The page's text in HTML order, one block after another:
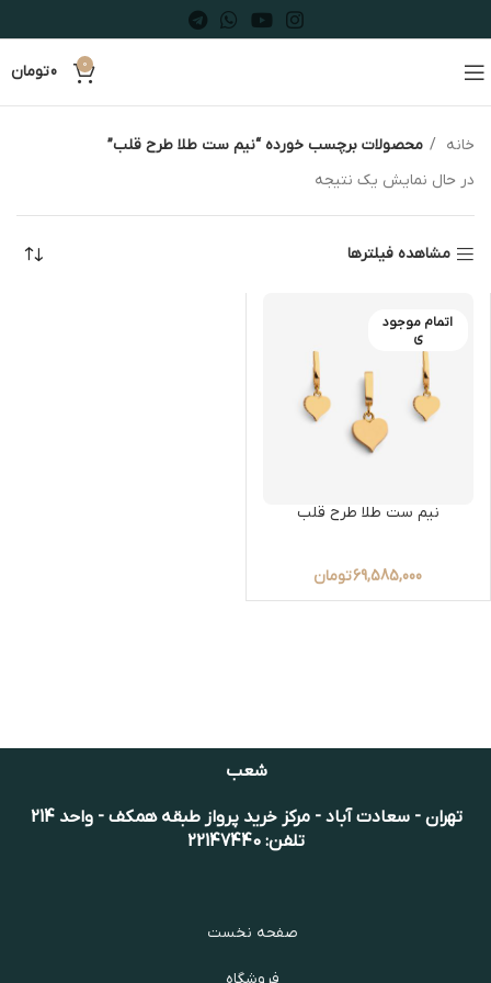
0
0تومان
خانه
محصولات برچسب خورده “نیم ست طلا طرح قلب”
در حال نمایش یک نتیجه
مشاهده فیلترها
اتمام موجود
ی
نیم ست طلا طرح قلب
69,585,000تومان
شعب
تلفن: 22147440
صفحه نخست
فروشگاه